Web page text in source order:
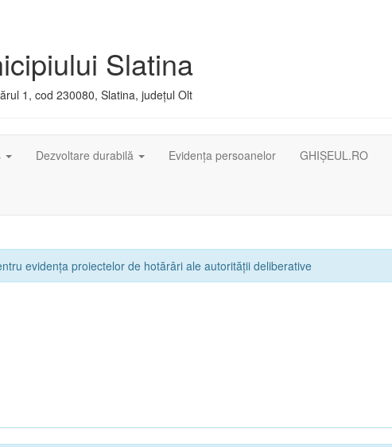
Slatina
1, cod 230080, Slatina, județul Olt
Dezvoltare durabilă Evidența persoanelor GHIȘEUL.RO
evidența proiectelor de hotărâri ale autorității deliberative